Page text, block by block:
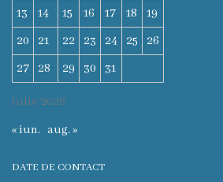
Prezentare
generală
Simbolurile
oraşului
(Stema-
drapelul
iulie 2026
13
14 15 16 17 18
19
20
21 22 23 24 25
26
27
28 29 30 31
« iun. aug. »
DATE DE CONTACT